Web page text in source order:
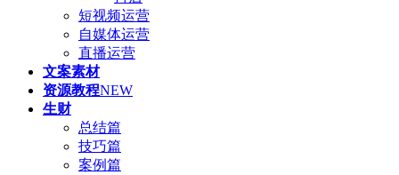
短视频运营
自媒体运营
直播运营
文案素材
资源教程NEW
生财
总结篇
技巧篇
案例篇